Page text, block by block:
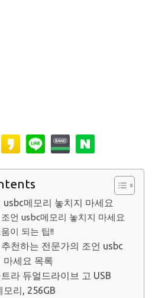
usbc메모리 놓치지 마세요
언 usbc메모리 놓치지 마세요
이 되는 팁!!
천하는 전문가의 조언 usbc
마세요 목록
라 듀얼드라이브 고 USB
모리, 256GB